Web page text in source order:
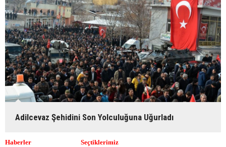
Adilcevaz Şehidini Son Yolculuğuna Uğurladı
Haberler Seçtiklerimiz